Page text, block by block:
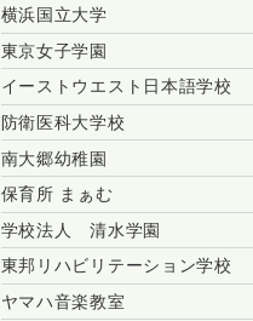
横浜国立大学
東京女子学園
イーストウエスト日本語学校
防衛医科大学校
南大郷幼稚園
保育所 まぁむ
学校法人 清水学園
東邦リハビリテーション学校
ヤマハ音楽教室